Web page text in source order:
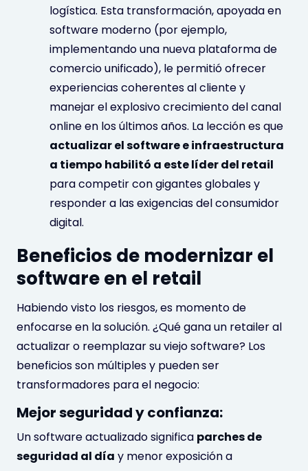
logística. Esta transformación, apoyada en
software moderno (por ejemplo,
implementando una nueva plataforma de
comercio unificado), le permitió ofrecer
experiencias coherentes al cliente y
manejar el explosivo crecimiento del canal
online en los últimos años. La lección es que
actualizar el software e infraestructura
a tiempo habilitó a este líder del retail
para competir con gigantes globales y
responder a las exigencias del consumidor
digital.
Beneficios de modernizar el
software en el retail
Habiendo visto los riesgos, es momento de
enfocarse en la solución. ¿Qué gana un retailer al
actualizar o reemplazar su viejo software? Los
beneficios son múltiples y pueden ser
transformadores para el negocio:
Mejor seguridad y confianza:
Un software actualizado significa parches de
seguridad al día y menor exposición a